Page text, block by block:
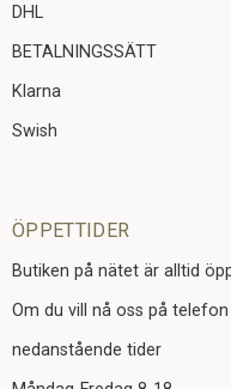
DHL
BETALNINGSSÄTT
Klarna
Swish
ÖPPETTIDER
Butiken på nätet är alltid
Om du vill nå oss på
nedanstående tider